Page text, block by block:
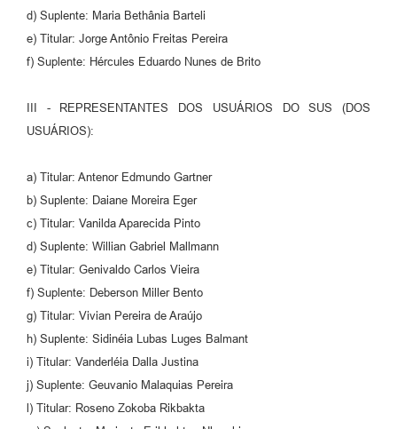
d) Suplente: Maria Bethânia Barteli
e) Titular: Jorge Antônio Freitas Pereira
f) Suplente: Hércules Eduardo Nunes de Brito
III - REPRESENTANTES DOS USUÁRIOS DO SUS (DOS
USUÁRIOS):
a) Titular: Antenor Edmundo Gartner
b) Suplente: Daiane Moreira Eger
c) Titular: Vanilda Aparecida Pinto
d) Suplente: Willian Gabriel Mallmann
e) Titular: Genivaldo Carlos Vieira
f) Suplente: Deberson Miller Bento
g) Titular: Vivian Pereira de Araújo
h) Suplente: Sidinéia Lubas Luges Balmant
i) Titular: Vanderléia Dalla Justina
j) Suplente: Geuvanio Malaquias Pereira
l) Titular: Roseno Zokoba Rikbakta